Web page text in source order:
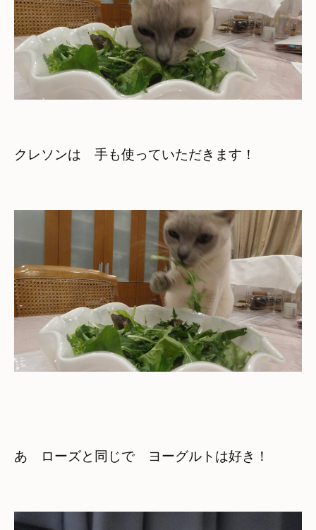
クレソンは　手も使っていただきます！
あ　ローズと同じで　ヨーグルトは好き！